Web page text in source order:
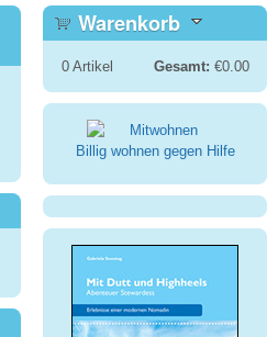
Warenkorb
0Artikel Gesamt: €0.00
Billig wohnen gegen Hilfe